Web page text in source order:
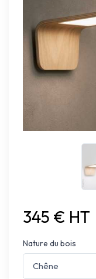
345 € HT
Nature du bois